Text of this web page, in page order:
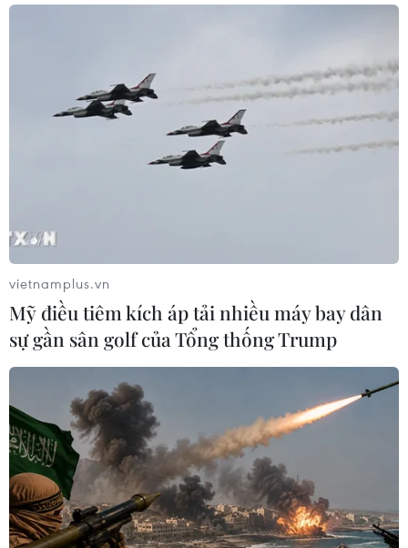
TIN CÙNG CHUYÊN MỤC
Hà Nội thông qua chủ trương đầu tư
khu phức hợp y tế hơn 14.200 tỷ
Cứu sống trẻ sinh cực non 25 tuần
thai, nặng gần 700 gram
09/08/2026 04:44
Đầu tư cho sức khỏe từ phòng bệnh
đến hạ tầng y tế
09/08/2026 03:29
Quy định chức năng, nhiệm vụ,
quyền hạn và cơ cấu tổ chức của Bộ Y
vietnamplus.vn
Mỹ điều tiêm kích áp tải nhiều máy bay dân
sự gần sân golf của Tổng thống Trump